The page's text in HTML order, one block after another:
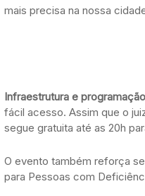
mais precisa na nossa
Infraestrutura e programação
fácil acesso. Assim que o
segue gratuita até as 20h
O evento também reforça
para Pessoas com